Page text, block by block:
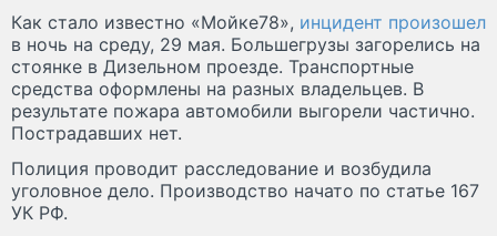
Как стало известно «Мойке78», инцидент произошел
в ночь на среду, 29 мая. Большегрузы загорелись на
стоянке в Дизельном проезде. Транспортные
средства оформлены на разных владельцев. В
результате пожара автомобили выгорели частично.
Пострадавших нет.
Полиция проводит расследование и возбудила
уголовное дело. Производство начато по статье 167
УК РФ.